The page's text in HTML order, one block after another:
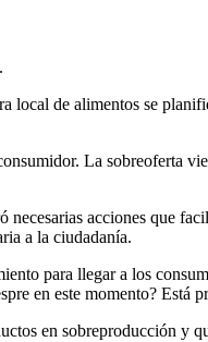
de alimentos se
La sobreoferta
acciones que
a la ciudadanía.
para llegar a los
en este momento? Está
en sobreproducción y